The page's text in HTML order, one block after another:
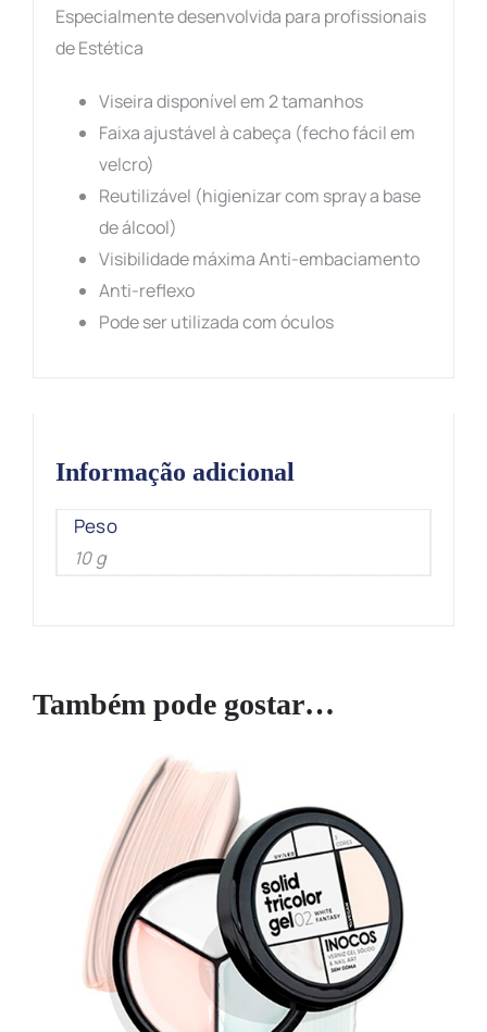
Especialmente desenvolvida para profissionais
de Estética
Viseira disponível em 2 tamanhos
Faixa ajustável à cabeça (fecho fácil em
velcro)
Reutilizável (higienizar com spray a base
de álcool)
Visibilidade máximaAnti-embaciamento
Anti-reflexo
Pode ser utilizada com óculos
Informação adicional
Peso
10 g
Também pode gostar…